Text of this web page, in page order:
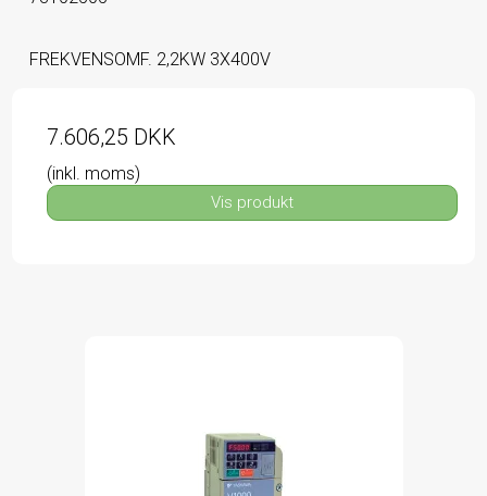
FREKVENSOMF. 2,2KW 3X400V
7.606,25 DKK
(inkl. moms)
Vis produkt